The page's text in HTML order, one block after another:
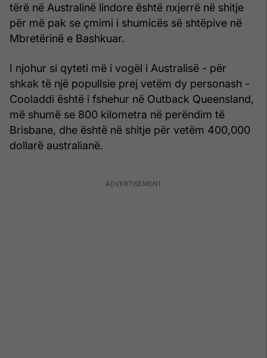
tërë në Australinë lindore është nxjerrë në shitje
për më pak se çmimi i shumicës së shtëpive në
Mbretërinë e Bashkuar.
I njohur si qyteti më i vogël i Australisë - për
shkak të një popullsie prej vetëm dy personash -
Cooladdi është i fshehur në Outback Queensland,
më shumë se 800 kilometra në perëndim të
Brisbane, dhe është në shitje për vetëm 400,000
dollarë australianë.